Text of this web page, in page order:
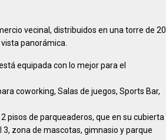
vecinal, distribuidos en una torre de 20
panorámica.
equipada con lo mejor para el
coworking, Salas de juegos, Sports Bar,
pisos de parqueaderos, que en su cubierta
zona de mascotas, gimnasio y parque